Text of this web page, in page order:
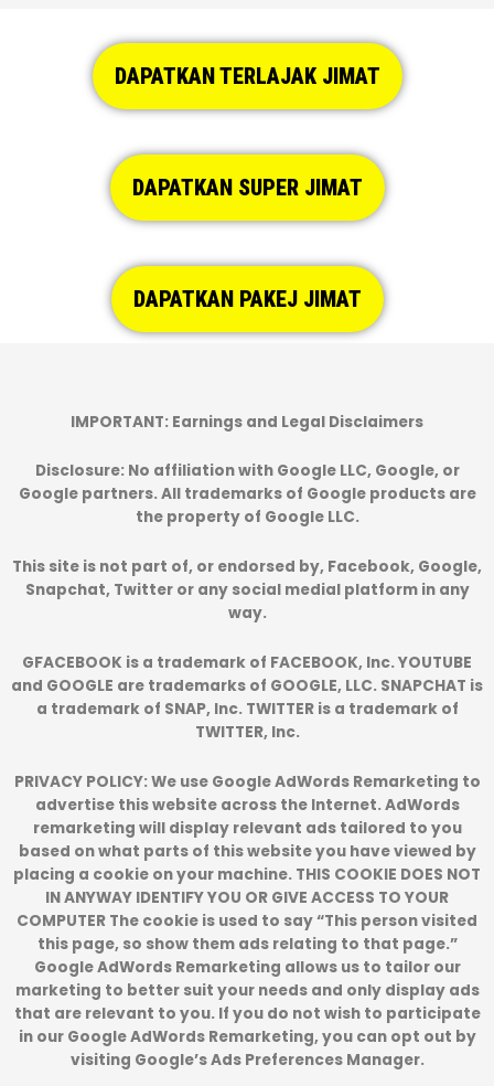
DAPATKAN TERLAJAK JIMAT
DAPATKAN SUPER JIMAT
DAPATKAN PAKEJ JIMAT
IMPORTANT: Earnings and Legal Disclaimers
Disclosure:No affiliation with Google LLC, Google, or
Google partners. All trademarks of Google products are
the property of Google LLC.
This site is not part of, or endorsed by, Facebook, Google,
Snapchat, Twitter or any social medial platform in any
way.
GFACEBOOK is a trademark of FACEBOOK, Inc. YOUTUBE
and GOOGLE are trademarks of GOOGLE, LLC. SNAPCHAT is
a trademark of SNAP, Inc. TWITTER is a trademark of
TWITTER, Inc.
PRIVACY POLICY: We use Google AdWords Remarketing to
advertise this website across the Internet. AdWords
remarketing will display relevant ads tailored to you
based on what parts of this website you have viewed by
placing a cookie on your machine. THIS COOKIE DOES NOT
IN ANYWAY IDENTIFY YOU OR GIVE ACCESS TO YOUR
COMPUTER The cookie is used to say “This person visited
this page, so show them ads relating to that page.”
Google AdWords Remarketing allows us to tailor our
marketing to better suit your needs and only display ads
that are relevant to you. If you do not wish to participate
in our Google AdWords Remarketing, you can opt out by
visiting Google’s Ads Preferences Manager.